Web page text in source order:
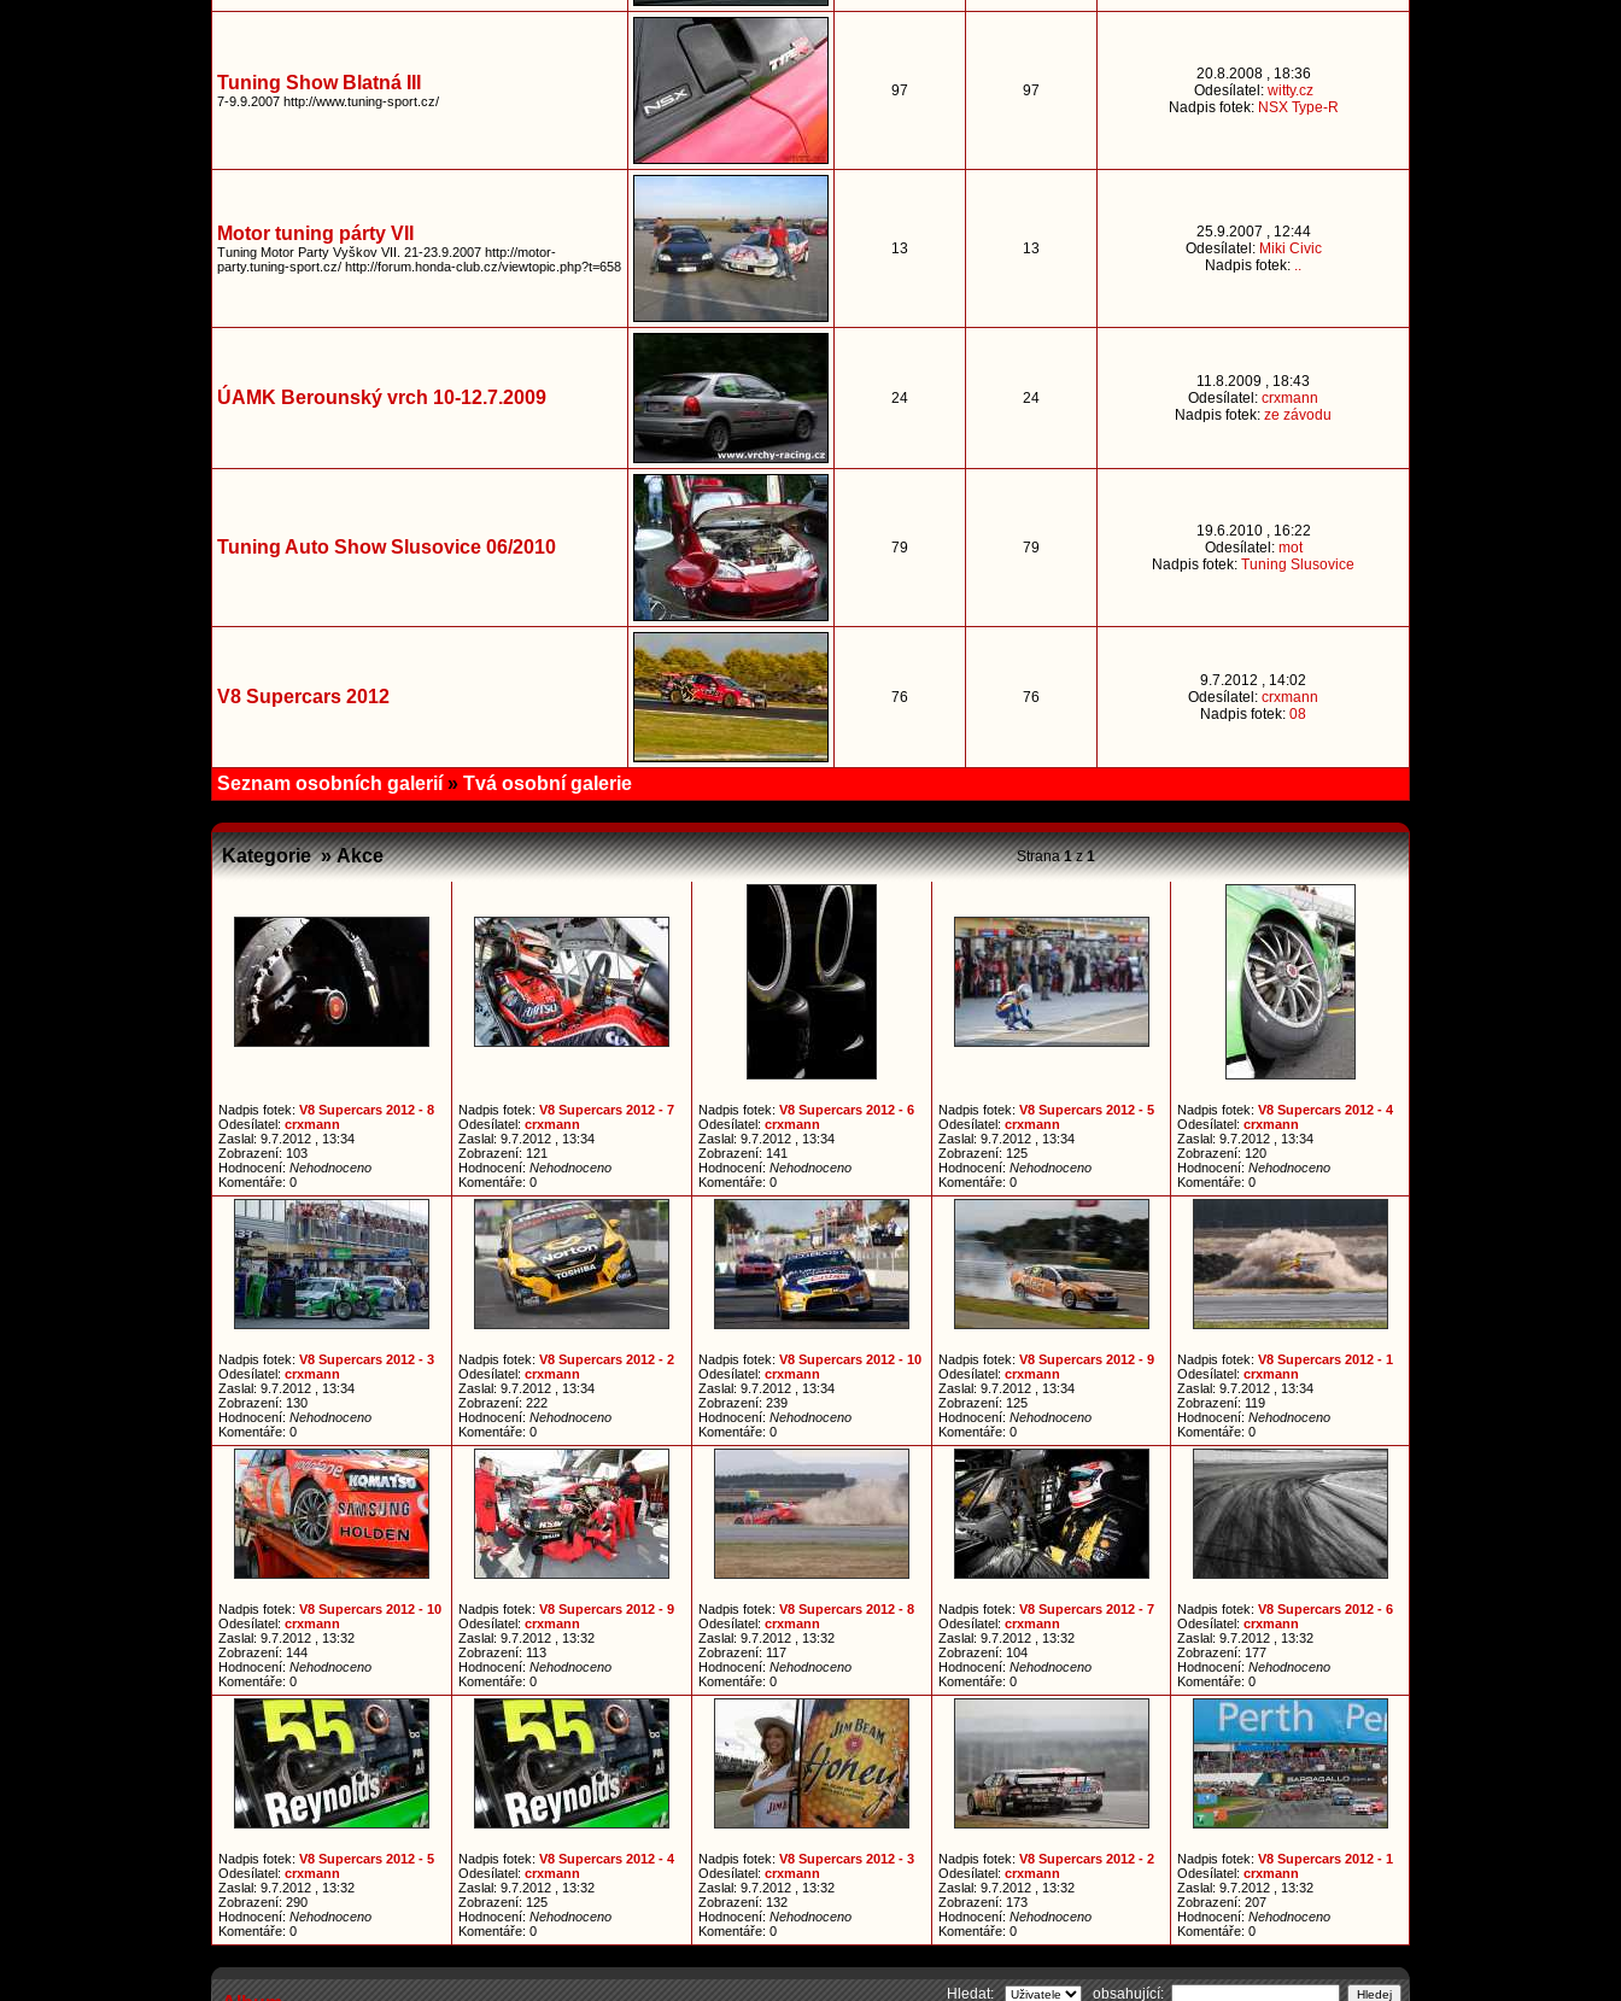
Tuning Show Blatná III
7-9.9.2007 http://www.tuning-sport.cz/
97 97
20.8.2008 , 18:36
Odesílatel: witty.cz
Nadpis fotek: NSX Type-R
Motor tuning párty VII
Tuning Motor Party Vyškov VII. 21-23.9.2007 http://motor-
party.tuning-sport.cz/ http://forum.honda-club.cz/viewtopic.php?t=658
13 13
25.9.2007 , 12:44
Odesílatel: Miki Civic
Nadpis fotek: ..
ÚAMK Berounský vrch 10-12.7.2009 24 24
11.8.2009 , 18:43
Odesílatel: crxmann
Nadpis fotek: ze závodu
Tuning Auto Show Slusovice 06/2010 79 79
19.6.2010 , 16:22
Odesílatel: mot
Nadpis fotek: Tuning Slusovice
V8 Supercars 2012 76 76
9.7.2012 , 14:02
Odesílatel: crxmann
Nadpis fotek: 08
Seznam osobních galerií » Tvá osobní galerie
Kategorie » Akce Strana1z1
Nadpis fotek: V8 Supercars 2012 - 8
Odesílatel: crxmann
Zaslal: 9.7.2012 , 13:34
Zobrazení: 103
Hodnocení: Nehodnoceno
Komentáře: 0
Nadpis fotek: V8 Supercars 2012 - 7
Odesílatel: crxmann
Zaslal: 9.7.2012 , 13:34
Zobrazení: 121
Hodnocení: Nehodnoceno
Komentáře: 0
Nadpis fotek: V8 Supercars 2012 - 6
Odesílatel: crxmann
Zaslal: 9.7.2012 , 13:34
Zobrazení: 141
Hodnocení: Nehodnoceno
Komentáře: 0
Nadpis fotek: V8 Supercars 2012 - 5
Odesílatel: crxmann
Zaslal: 9.7.2012 , 13:34
Zobrazení: 125
Hodnocení: Nehodnoceno
Komentáře: 0
Nadpis fotek: V8 Supercars 2012 - 4
Odesílatel: crxmann
Zaslal: 9.7.2012 , 13:34
Zobrazení: 120
Hodnocení: Nehodnoceno
Komentáře: 0
Nadpis fotek: V8 Supercars 2012 - 3
Odesílatel: crxmann
Zaslal: 9.7.2012 , 13:34
Zobrazení: 130
Hodnocení: Nehodnoceno
Komentáře: 0
Nadpis fotek: V8 Supercars 2012 - 2
Odesílatel: crxmann
Zaslal: 9.7.2012 , 13:34
Zobrazení: 222
Hodnocení: Nehodnoceno
Komentáře: 0
Nadpis fotek: V8 Supercars 2012 - 10
Odesílatel: crxmann
Zaslal: 9.7.2012 , 13:34
Zobrazení: 239
Hodnocení: Nehodnoceno
Komentáře: 0
Nadpis fotek: V8 Supercars 2012 - 9
Odesílatel: crxmann
Zaslal: 9.7.2012 , 13:34
Zobrazení: 125
Hodnocení: Nehodnoceno
Komentáře: 0
Nadpis fotek: V8 Supercars 2012 - 1
Odesílatel: crxmann
Zaslal: 9.7.2012 , 13:34
Zobrazení: 119
Hodnocení: Nehodnoceno
Komentáře: 0
Nadpis fotek: V8 Supercars 2012 - 10
Odesílatel: crxmann
Zaslal: 9.7.2012 , 13:32
Zobrazení: 144
Hodnocení: Nehodnoceno
Komentáře: 0
Nadpis fotek: V8 Supercars 2012 - 9
Odesílatel: crxmann
Zaslal: 9.7.2012 , 13:32
Zobrazení: 113
Hodnocení: Nehodnoceno
Komentáře: 0
Nadpis fotek: V8 Supercars 2012 - 8
Odesílatel: crxmann
Zaslal: 9.7.2012 , 13:32
Zobrazení: 117
Hodnocení: Nehodnoceno
Komentáře: 0
Nadpis fotek: V8 Supercars 2012 - 7
Odesílatel: crxmann
Zaslal: 9.7.2012 , 13:32
Zobrazení: 104
Hodnocení: Nehodnoceno
Komentáře: 0
Nadpis fotek: V8 Supercars 2012 - 6
Odesílatel: crxmann
Zaslal: 9.7.2012 , 13:32
Zobrazení: 177
Hodnocení: Nehodnoceno
Komentáře: 0
Nadpis fotek: V8 Supercars 2012 - 5
Odesílatel: crxmann
Zaslal: 9.7.2012 , 13:32
Zobrazení: 290
Hodnocení: Nehodnoceno
Komentáře: 0
Nadpis fotek: V8 Supercars 2012 - 4
Odesílatel: crxmann
Zaslal: 9.7.2012 , 13:32
Zobrazení: 125
Hodnocení: Nehodnoceno
Komentáře: 0
Nadpis fotek: V8 Supercars 2012 - 3
Odesílatel: crxmann
Zaslal: 9.7.2012 , 13:32
Zobrazení: 132
Hodnocení: Nehodnoceno
Komentáře: 0
Nadpis fotek: V8 Supercars 2012 - 2
Odesílatel: crxmann
Zaslal: 9.7.2012 , 13:32
Zobrazení: 173
Hodnocení: Nehodnoceno
Komentáře: 0
Nadpis fotek: V8 Supercars 2012 - 1
Odesílatel: crxmann
Zaslal: 9.7.2012 , 13:32
Zobrazení: 207
Hodnocení: Nehodnoceno
Komentáře: 0
Hledat: obsahující: